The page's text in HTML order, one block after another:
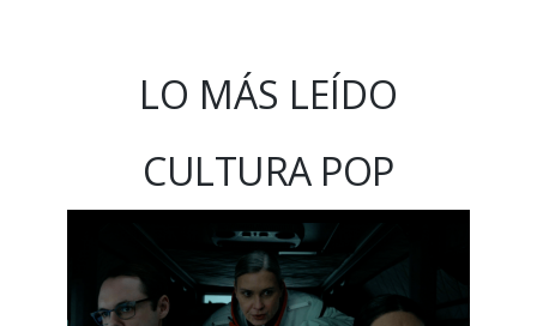
LO MÁS LEÍDO
CULTURA POP